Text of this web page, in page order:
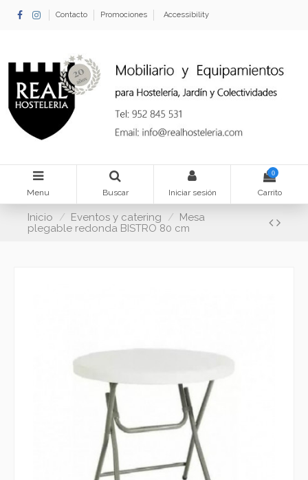
Contacto Promociones Accessibility
Menu Buscar Iniciar sesión
0
Carrito
Inicio Eventos y catering
Mesa
plegable redonda BISTRO 80 cm